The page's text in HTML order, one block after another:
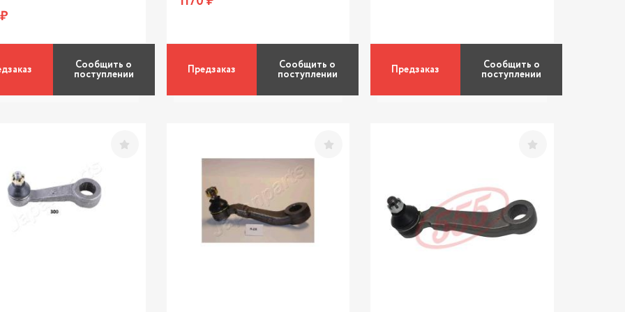
Сообщить о
поступлении Предзаказ Сообщить о
поступлении Предзаказ Сообщить о
поступлении